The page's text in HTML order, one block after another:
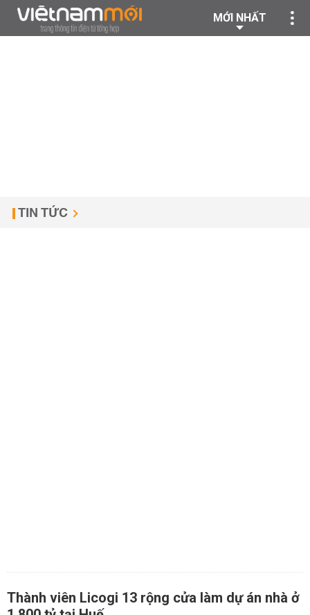
MỚI NHẤT
TIN TỨC
Thành viên Licogi 13 rộng cửa làm dự án nhà ở